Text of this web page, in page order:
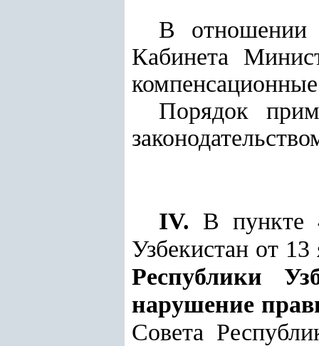
В отношении
Кабинета
Порядок
IV. В пункте
Узбекистан от
Республики
нарушение
Совета